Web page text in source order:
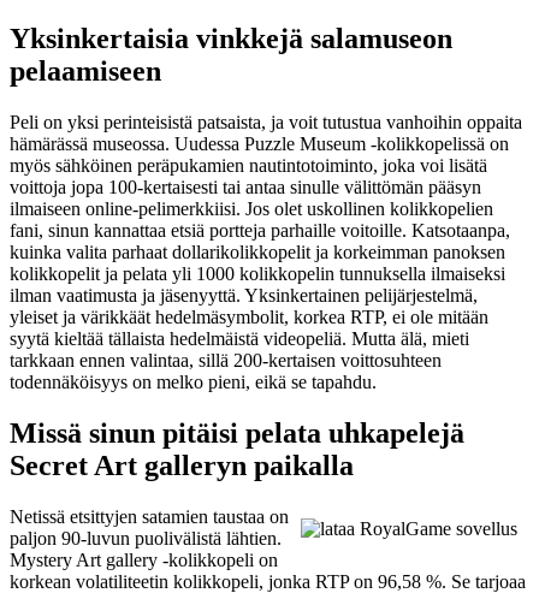
Yksinkertaisia ​​vinkkejä salamuseon
pelaamiseen
Peli on yksi perinteisistä patsaista, ja voit tutustua vanhoihin oppaita
hämärässä museossa. Uudessa Puzzle Museum -kolikkopelissä on
myös sähköinen peräpukamien nautintotoiminto, joka voi lisätä
voittoja jopa 100-kertaisesti tai antaa sinulle välittömän pääsyn
ilmaiseen online-pelimerkkiisi. Jos olet uskollinen kolikkopelien
fani, sinun kannattaa etsiä portteja parhaille voitoille. Katsotaanpa,
kuinka valita parhaat dollarikolikkopelit ja korkeimman panoksen
kolikkopelit ja pelata yli 1000 kolikkopelin tunnuksella ilmaiseksi
ilman vaatimusta ja jäsenyyttä. Yksinkertainen pelijärjestelmä,
yleiset ja värikkäät hedelmäsymbolit, korkea RTP, ei ole mitään
syytä kieltää tällaista hedelmäistä videopeliä. Mutta älä, mieti
tarkkaan ennen valintaa, sillä 200-kertaisen voittosuhteen
todennäköisyys on melko pieni, eikä se tapahdu.
Missä sinun pitäisi pelata uhkapelejä
Secret Art galleryn paikalla
Netissä etsittyjen satamien taustaa on
paljon 90-luvun puolivälistä lähtien.
Mystery Art gallery -kolikkopeli on
korkean volatiliteetin kolikkopeli, jonka RTP on 96,58 %. Se tarjoaa